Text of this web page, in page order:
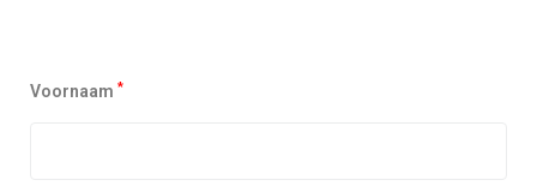
Voornaam *